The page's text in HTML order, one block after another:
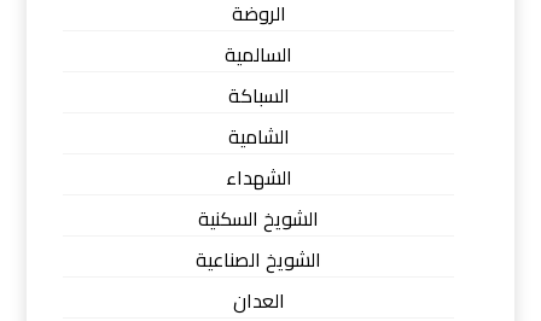
الروضة
السالمية
السباكة
الشامية
الشهداء
الشويخ السكنية
الشويخ الصناعية
العدان